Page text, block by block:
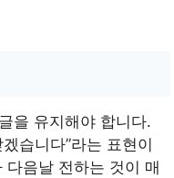
을 유지해야 합니다.
습니다”라는 표현이
음날 전하는 것이 매